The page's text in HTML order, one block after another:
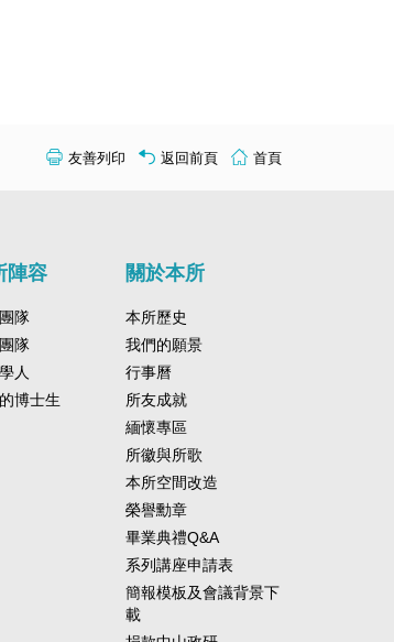
友善列印 返回前頁 首頁
陣容
隊
隊
人
博士生
關於本所
本所歷史
我們的願景
行事曆
所友成就
緬懷專區
所徽與所歌
本所空間改造
榮譽勳章
畢業典禮Q&A
系列講座申請表
簡報模板及會議背景下
載